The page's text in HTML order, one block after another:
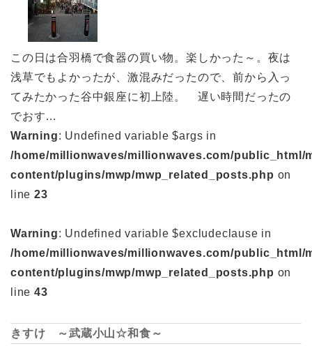
この日は合羽橋で食器の買い物。楽しかった～。夜は
浅草でもよかったが、激混みだったので、前から入っ
てみたかった谷中銀座に初上陸。 遅い時間だったの
でおす…
Warning: Undefined variable $args in
/home/millionwaves/millionwaves.com/public_html/
content/plugins/mwp/mwp_related_posts.php on
line 23
Warning: Undefined variable $excludeclause in
/home/millionwaves/millionwaves.com/public_html/
content/plugins/mwp/mwp_related_posts.php on
line 43
きすけ ～武蔵小山☆和食～